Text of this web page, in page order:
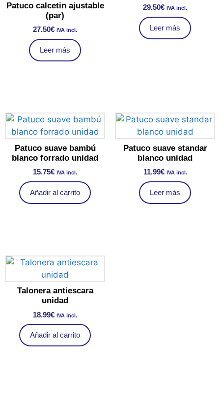
Patuco calcetin ajustable
(par)
27.50€ IVA incl.
Leer más
29.50€ IVA incl.
Leer más
Patuco suave bambú
blanco forrado unidad
15.75€ IVA incl.
Añadir al carrito
Patuco suave standar
blanco unidad
11.99€ IVA incl.
Leer más
Talonera antiescara
unidad
18.99€ IVA incl.
Añadir al carrito